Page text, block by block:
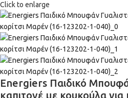
Click to enlarge
Energiers Παιδικό
καπιτονέ με κουκούλα για